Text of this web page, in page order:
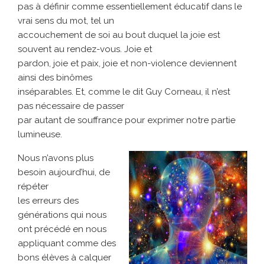
pas à définir comme essentiellement éducatif dans le
vrai sens du mot, tel un
accouchement de soi au bout duquel la joie est
souvent au rendez-vous. Joie et
pardon, joie et paix, joie et non-violence deviennent
ainsi des binômes
inséparables. Et, comme le dit Guy Corneau, il n’est
pas nécessaire de passer
par autant de souffrance pour exprimer notre partie
lumineuse.
Nous n’avons plus
besoin aujourd’hui, de
répéter
les erreurs des
générations qui nous
ont précédé en nous
appliquant comme des
bons élèves à calquer